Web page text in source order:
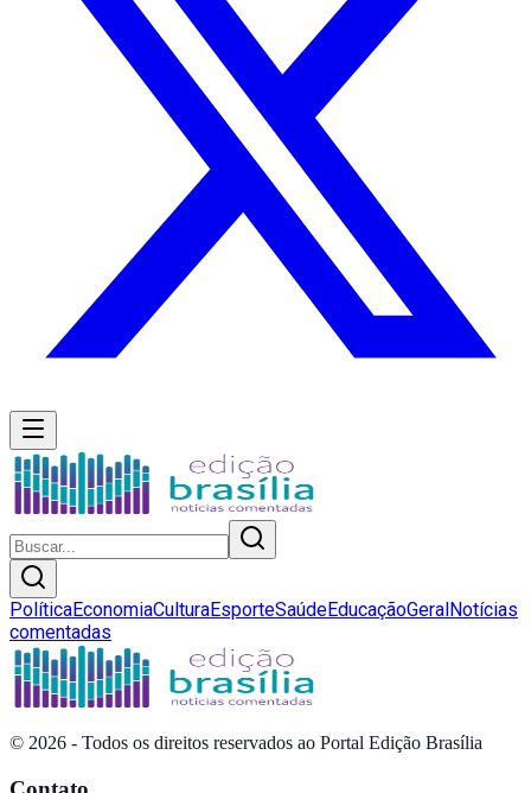
PolíticaEconomiaCulturaEsporteSaúdeEducaçãoGeralNotícias
comentadas
© 2026 - Todos os direitos reservados ao Portal Edição Brasília